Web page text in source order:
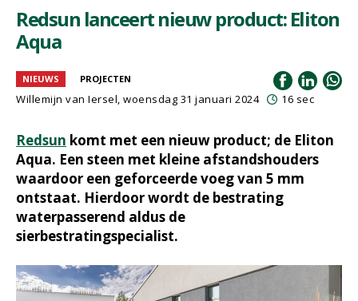
Redsun lanceert nieuw product: Eliton
Aqua
NIEUWS PROJECTEN
Willemijn van Iersel, woensdag 31 januari 2024 16 sec
Redsun komt met een nieuw product; de Eliton
Aqua. Een steen met kleine afstandshouders
waardoor een geforceerde voeg van 5 mm
ontstaat. Hierdoor wordt de bestrating
waterpasserend aldus de
sierbestratingspecialist.